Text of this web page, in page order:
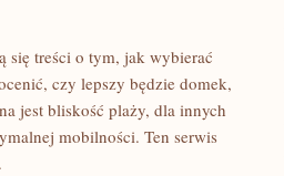
się treści o tym, jak wybierać
czy lepszy będzie domek,
jest bliskość plaży, dla innych
mobilności. Ten serwis